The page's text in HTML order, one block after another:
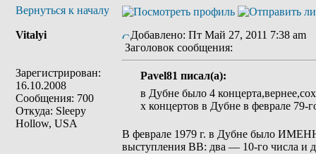
Вернуться к началу
Vitalyi
Зарегистрирован:
16.10.2008
Сообщения: 700
Откуда: Sleepy
Hollow, USA
Добавлено: Пт Май 27, 2011 7:38 am
Заголовок сообщения:
Pavel81 писал(а):
в Дубне было 4
х концертов в Дубне в феврале 79-
В феврале 1979 г. в Дубне было
выступления ВВ: два — 10-го числа и